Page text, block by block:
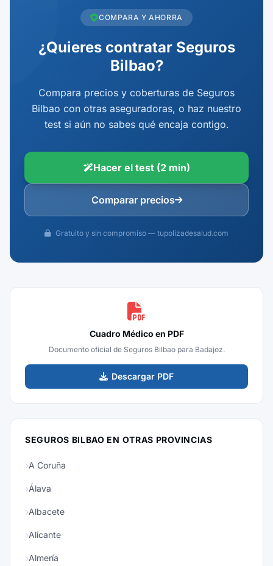
COMPARA Y AHORRA
¿Quieres contratar Seguros
Bilbao?
Compara precios y coberturas de Seguros
Bilbao con otras aseguradoras, o haz nuestro
test si aún no sabes qué encaja contigo.
Hacer el test (2 min)
Comparar precios
Gratuito y sin compromiso — tupolizadesalud.com
Cuadro Médico en PDF
Documento oficial de Seguros Bilbao para Badajoz.
Descargar PDF
SEGUROS BILBAO EN OTRAS PROVINCIAS
A Coruña
Álava
Albacete
Alicante
Almería